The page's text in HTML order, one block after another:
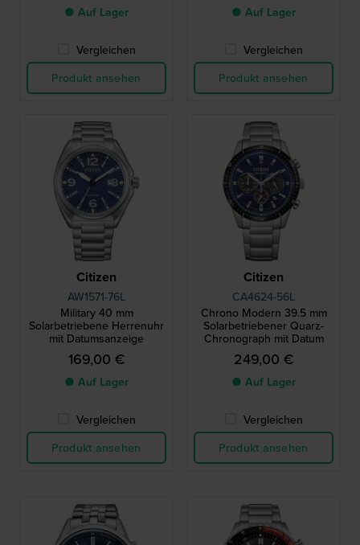
● Auf Lager
Vergleichen
Produkt ansehen
● Auf Lager
Vergleichen
Produkt ansehen
Citizen
AW1571-76L
Military 40 mm
Solarbetriebene Herrenuhr
mit Datumsanzeige
169,00 €
● Auf Lager
Vergleichen
Produkt ansehen
Citizen
CA4624-56L
Chrono Modern 39.5 mm
Solarbetriebener Quarz-
Chronograph mit Datum
249,00 €
● Auf Lager
Vergleichen
Produkt ansehen